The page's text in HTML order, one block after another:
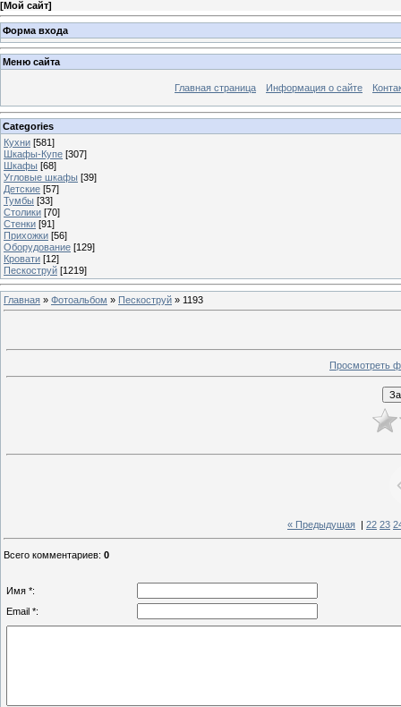
[Мой сайт]
Форма входа
Меню сайта
Главная страница Информация о сайте
Categories
Кухни [581]
Шкафы-Купе [307]
Шкафы [68]
Угловые шкафы [39]
Детские [57]
Тумбы [33]
Столики [70]
Стенки [91]
Прихожки [56]
Оборудование [129]
Кровати [12]
Пескоструй [1219]
Главная » Фотоальбом » Пескоструй » 1193
Просмотреть
« Предыдущая 22 23
Всего комментариев: 0
Имя *:
Email *: